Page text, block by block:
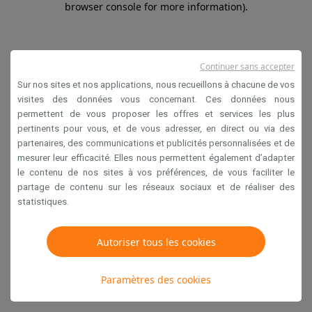
browser console for more information).
Sur nos sites et nos applications, nous recueillons à chacune de vos
visites des données vous concernant. Ces données nous
permettent de vous proposer les offres et services les plus
pertinents pour vous, et de vous adresser, en direct ou via des
partenaires, des communications et publicités personnalisées et de
mesurer leur efficacité. Elles nous permettent également d’adapter
le contenu de nos sites à vos préférences, de vous faciliter le
partage de contenu sur les réseaux sociaux et de réaliser des
statistiques.
Autoriser tous les cookies
Paramètres des cookies
Continuer sans accepter